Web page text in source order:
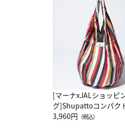
[マーナxJALショッピ
グ]Shupattoコンパク
グ Drop JAL客室乗務員
3,960円 （税込）